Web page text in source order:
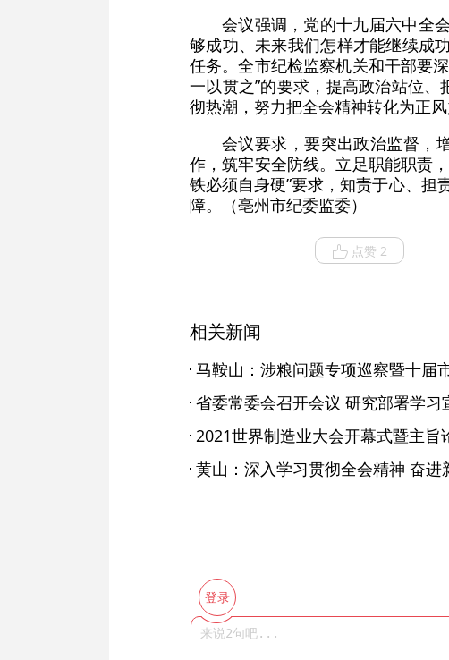
会议强调，党的十九届六中全
够成功、未来我们怎样才能继续成
任务。全市纪检监察机关和干部要
一以贯之”的要求，提高政治站位
彻热潮，努力把全会精神转化为正风
会议要求，要突出政治监督，
作，筑牢安全防线。立足职能职责
铁必须自身硬”要求，知责于心、担
障。（亳州市纪委监委）
点赞 2
相关新闻
黄山：深入学习贯彻全会精神 奋进
登录